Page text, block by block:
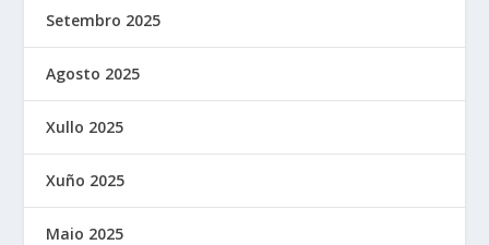
Setembro 2025
Agosto 2025
Xullo 2025
Xuño 2025
Maio 2025